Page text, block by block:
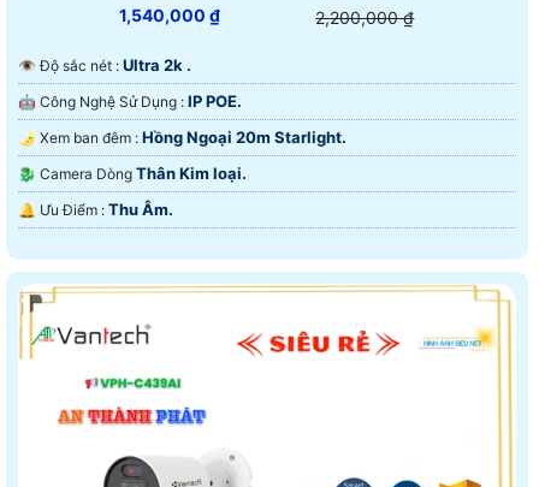
1,540,000 ₫ 2,200,000 ₫
👁 Độ sắc nét : Ultra 2k .
🤖️ Công Nghệ Sử Dụng : IP POE.
🌛 Xem ban đêm : Hồng Ngoại 20m Starlight.
🐉️ Camera Dòng Thân Kim loại.
️🔔 Ưu Điểm : Thu Âm.